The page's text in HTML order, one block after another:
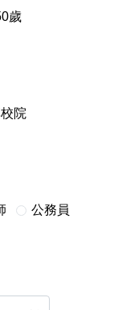
歲
院
公務員